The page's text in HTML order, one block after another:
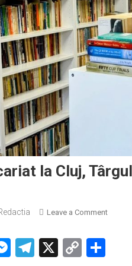
la Cluj,
Leave a Commenton
Messenger
Telegram
X
Copy